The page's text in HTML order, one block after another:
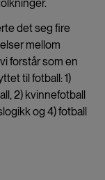
det seg fire
mellom
forstår som en
til fotball: 1)
2) kvinnefotball
og 4) fotball